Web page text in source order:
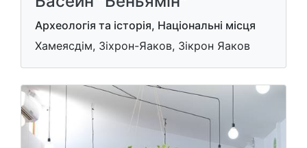
Археологія та історія, Національні місця
Хамеясдім, Зіхрон-Яаков, Зікрон Яаков